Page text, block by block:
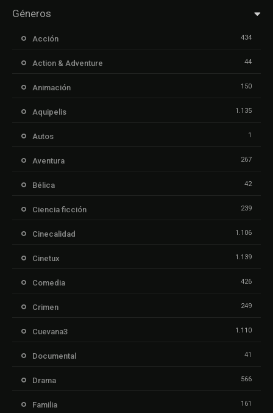
Géneros
Acción 434
Action & Adventure 44
Animación 150
Aquipelis 1.135
Autos 1
Aventura 267
Bélica 42
Ciencia ficción 239
Cinecalidad 1.106
Cinetux 1.139
Comedia 426
Crimen 249
Cuevana3 1.110
Documental 41
Drama 566
Familia 161